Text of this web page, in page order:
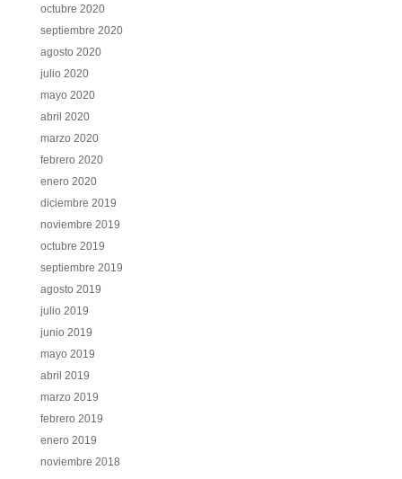
octubre 2020
septiembre 2020
agosto 2020
julio 2020
mayo 2020
abril 2020
marzo 2020
febrero 2020
enero 2020
diciembre 2019
noviembre 2019
octubre 2019
septiembre 2019
agosto 2019
julio 2019
junio 2019
mayo 2019
abril 2019
marzo 2019
febrero 2019
enero 2019
noviembre 2018